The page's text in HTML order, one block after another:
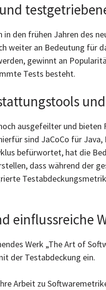
in den frühen Jahren des
weiter an Bedeutung für
gewinnt an
Tests besteht.
ausgefeilter und
sind JaCoCo für
befürwortet, hat die
dass während der
einflussreiche
Werk „The Art of
der Testabdeckung ein.
Arbeit zu